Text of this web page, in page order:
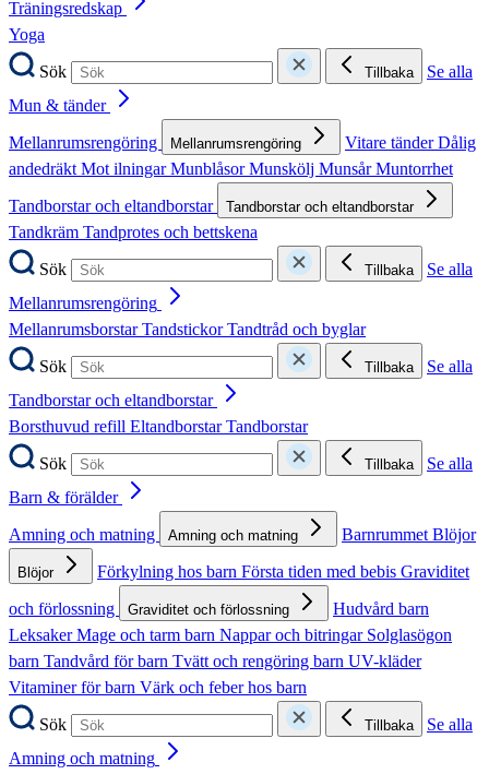
Träningsredskap
Yoga
Sök
Tillbaka
Se alla
Mun & tänder
Mellanrumsrengöring
Mellanrumsrengöring Vitare tänderDålig
andedräktMot ilningarMunblåsorMunskölj MunsårMuntorrhet
Tandborstar och eltandborstar
Tandborstar och eltandborstar
Tandkräm Tandprotes och bettskena
Sök
Tillbaka
Se alla
Mellanrumsrengöring
MellanrumsborstarTandstickorTandtråd och byglar
Sök
Tillbaka
Se alla
Tandborstar och eltandborstar
Borsthuvud refill EltandborstarTandborstar
Sök
Tillbaka
Se alla
Barn & förälder
Amning och matning
Amning och matning BarnrummetBlöjor
Blöjor Förkylning hos barn Första tiden med bebis Graviditet
och förlossning
Graviditet och förlossning
Hudvård barn
LeksakerMage och tarm barn Nappar och bitringar Solglasögon
barn Tandvård för barn Tvätt och rengöring barn UV-kläder
Vitaminer för barn Värk och feber hos barn
Sök
Tillbaka
Se alla
Amning och matning